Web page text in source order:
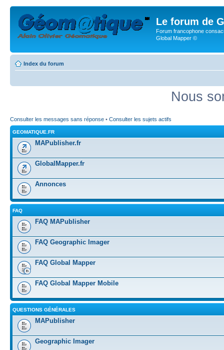
Le forum de
Forum francophone
Global Mapper ©
Index du forum
Nous
Consulter les messages sans réponse • Consulter les sujets actifs
GEOMATIQUE.FR
MAPublisher.fr
GlobalMapper.fr
Annonces
FAQ
FAQ MAPublisher
FAQ Geographic Imager
FAQ Global Mapper
FAQ Global Mapper Mobile
QUESTIONS GÉNÉRALES
MAPublisher
Geographic Imager